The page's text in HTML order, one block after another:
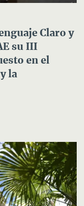
Claro y
su III
en el
la